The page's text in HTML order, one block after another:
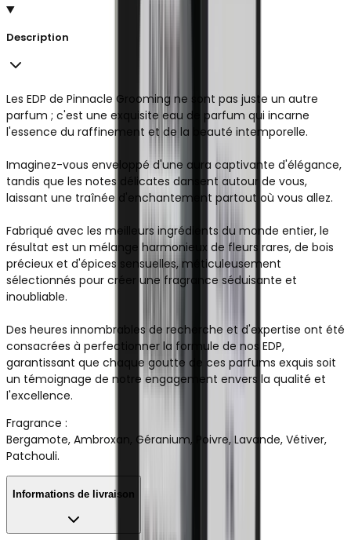
Description
Les EDP de Pinnacle Grooming ne sont pas juste un autre
parfum ; c'est une exquisite eau de parfum qui incarne
l'essence du raffinement et de la beauté intemporelle.
Imaginez-vous enveloppé d'une aura captivante d'élégance,
tandis que les notes délicates dansent autour de vous,
laissant une traînée d'enchantement partout où vous allez.
Fabriqué avec les meilleurs ingrédients du monde entier, le
résultat est un mélange harmonieux de fleurs rares, de bois
précieux et d'épices sensuelles, méticuleusement
sélectionnés pour créer une fragrance séduisante et
inoubliable.
Des heures innombrables de recherche et d'expertise ont été
consacrées à perfectionner la formule de nos EDP,
garantissant que chaque goutte de ces parfums exquis soit
un témoignage de notre engagement envers la qualité et
l'excellence.
Fragrance :
Bergamote, Ambroxan, Géranium, Poivre, Lavande, Vétiver,
Patchouli.
Informations de livraison